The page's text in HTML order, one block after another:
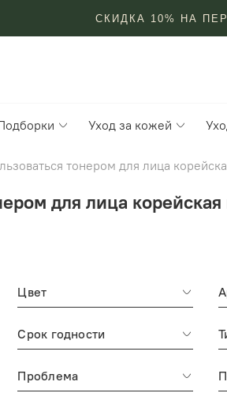
СКИДКА 10% НА
Уход за кожей
тонером для лица
для лица
Цвет
Срок годности
Проблема